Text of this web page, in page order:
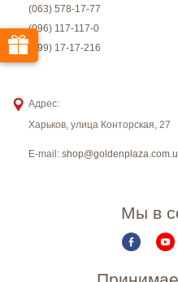
(063) 578-17-77
(096) 117-117-0
(099) 17-17-216
Адрес:
Харьков, улица Конторская, 27
E-mail:
Мы в